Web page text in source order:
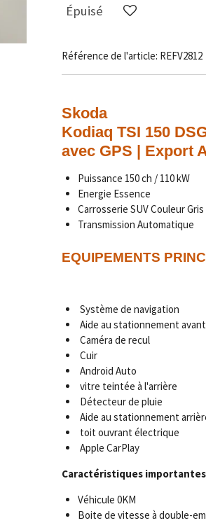
Épuisé
Référence de l'article: REFV2812
Skoda
Kodiaq TSI 150
avec GPS | Export
Puissance 150 ch / 110 kW
Energie Essence
Carrosserie SUV Couleur Gris
Transmission Automatique
EQUIPEMENTS
Système de navigation
Aide au stationnement avant
Caméra de recul
Cuir
Android Auto
vitre teintée à l'arrière
Détecteur de pluie
Aide au stationnement
toit ouvrant électrique
Apple CarPlay
Caractéristiques importantes
Véhicule 0KM
Boite de vitesse à double-